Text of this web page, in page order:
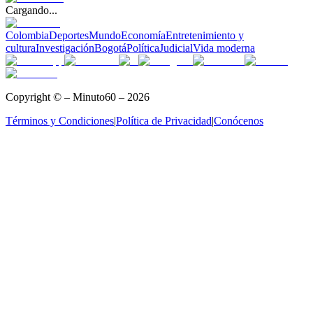
Cargando...
ColombiaDeportesMundoEconomíaEntretenimiento y
culturaInvestigaciónBogotáPolíticaJudicialVida moderna
Copyright © – Minuto60 – 2026
Términos y Condiciones|Política de Privacidad|Conócenos